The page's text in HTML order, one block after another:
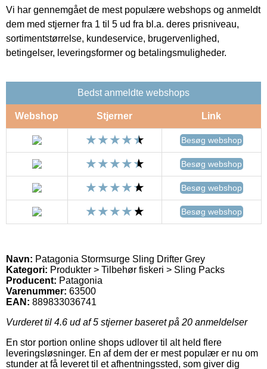
Vi har gennemgået de mest populære webshops og anmeldt
dem med stjerner fra 1 til 5 ud fra bl.a. deres prisniveau,
sortimentstørrelse, kundeservice, brugervenlighed,
betingelser, leveringsformer og betalingsmuligheder.
Bedst anmeldte webshops
Webshop Stjerner Link
Besøg webshop
Besøg webshop
Besøg webshop
Besøg webshop
Navn: Patagonia Stormsurge Sling Drifter Grey
Kategori: Produkter > Tilbehør fiskeri > Sling Packs
Producent: Patagonia
Varenummer: 63500
EAN: 889833036741
Vurderet til 4.6 ud af 5 stjerner baseret på 20 anmeldelser
En stor portion online shops udlover til alt held flere
leveringsløsninger. En af dem der er mest populær er nu om
stunder at få leveret til et afhentningssted, som giver dig